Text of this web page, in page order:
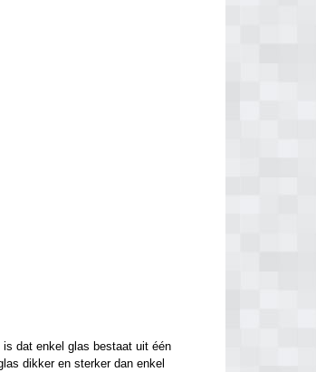
dat enkel glas bestaat uit één
dikker en sterker dan enkel